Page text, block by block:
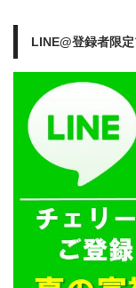
LINE@登録者限